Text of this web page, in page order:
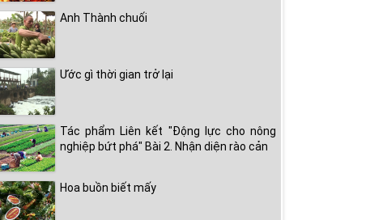
Anh Thành chuối
Ước gì thời gian trở lại
Tác phẩm Liên kết "Động lực cho nông
nghiệp bứt phá" Bài 2. Nhận diện rào cản
Hoa buồn biết mấy